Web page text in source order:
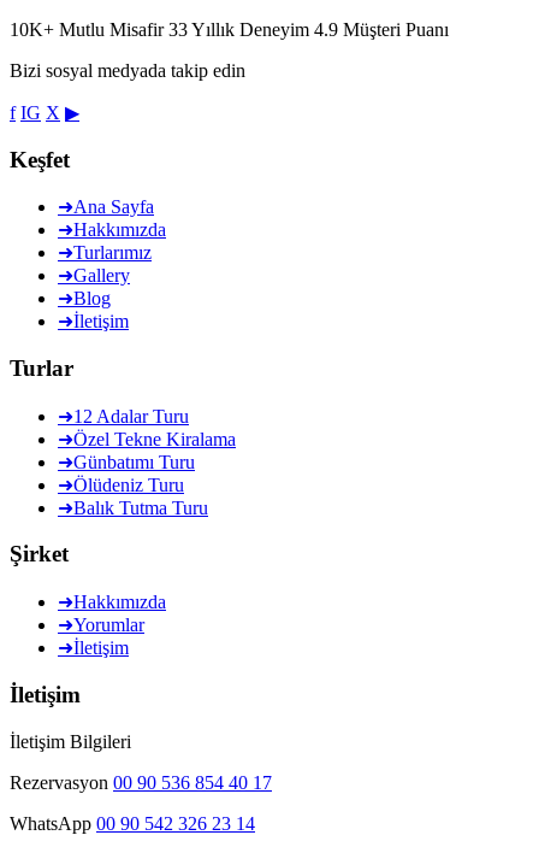
10K+ Mutlu Misafir 33Yıllık Deneyim 4.9 Müşteri Puanı
Bizi sosyal medyada takip edin
f IG X ▶
Keşfet
➜Ana Sayfa
➜Hakkımızda
➜Turlarımız
➜Gallery
➜Blog
➜İletişim
Turlar
➜12 Adalar Turu
➜Özel Tekne Kiralama
➜Günbatımı Turu
➜Ölüdeniz Turu
➜Balık Tutma Turu
Şirket
➜Hakkımızda
➜Yorumlar
➜İletişim
İletişim
İletişim Bilgileri
Rezervasyon 00 90 536 854 40 17
WhatsApp 00 90 542 326 23 14